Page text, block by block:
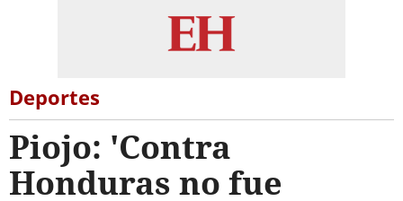
Deportes
Piojo: 'Contra
Honduras no fue